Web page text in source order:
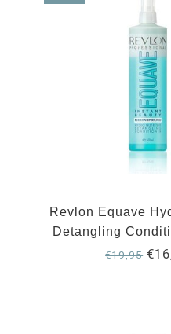
Revlon Equave
Detangling
€19,95